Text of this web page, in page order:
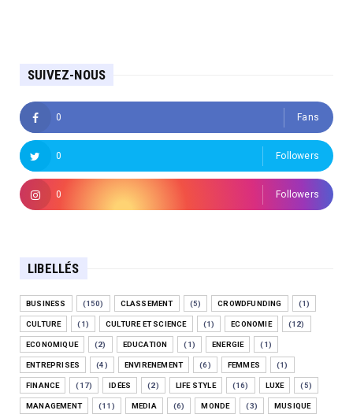
SUIVEZ-NOUS
0 Fans
0 Followers
0 Followers
LIBELLÉS
BUSINESS (150) CLASSEMENT (5) CROWDFUNDING (1)
CULTURE (1) CULTURE ET SCIENCE (1) ECONOMIE (12)
ECONOMIQUE (2) EDUCATION (1) ENERGIE (1)
ENTREPRISES (4) ENVIRENEMENT (6) FEMMES (1)
FINANCE (17) IDÉES (2) LIFE STYLE (16) LUXE (5)
MANAGEMENT (11) MEDIA (6) MONDE (3) MUSIQUE